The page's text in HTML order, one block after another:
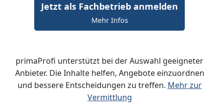
Jetzt als Fachbetrieb anmelden
Mehr Infos
primaProfi unterstützt bei der Auswahl geeigneter
Anbieter. Die Inhalte helfen, Angebote einzuordnen
und bessere Entscheidungen zu treffen. Mehr zur
Vermittlung